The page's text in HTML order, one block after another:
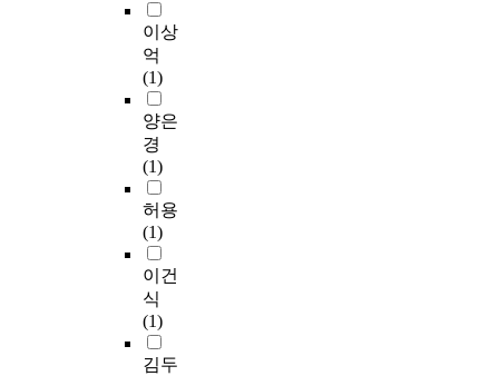
이상
억
(1)
양은
경
(1)
허용
(1)
이건
식
(1)
김두